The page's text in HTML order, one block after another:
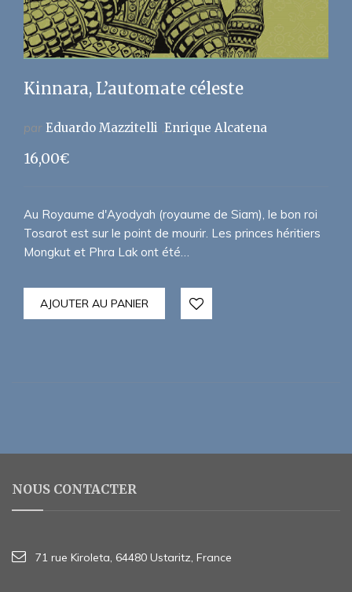
Kinnara, L’automate céleste
par Eduardo Mazzitelli Enrique Alcatena
16,00€
Au Royaume d'Ayodyah (royaume de Siam), le bon roi
Tosarot est sur le point de mourir. Les princes héritiers
Mongkut et Phra Lak ont été…
AJOUTER AU PANIER
NOUS CONTACTER
71 rue Kiroleta, 64480 Ustaritz, France